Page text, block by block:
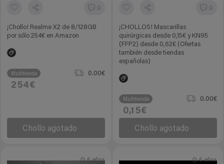
0
¡Chollo! Realme X2 de 8/128GB
por sólo 254€ en Amazon
Multitienda 0.00€
254€
Chollo agotado
0
¡CHOLLOS! Mascarillas
quirúrgicas desde 0,15€ y KN95
(FFP2) desde 0,62€ (Ofertas
también desde tiendas
españolas)
Multitienda 0.00€
0,15€
Chollo agotado
6 años 6 años